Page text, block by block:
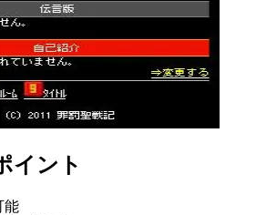
イント
能